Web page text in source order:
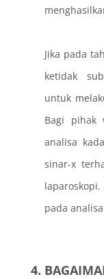
Jika pada
ketidak
untuk
Bagi pihak
analisa
sinar-x
pada